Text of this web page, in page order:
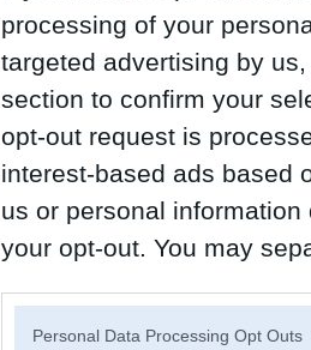
processing of your
targeted advertising by
section to confirm your
opt-out request is
interest-based ads based
us or personal
your opt-out. You may
Personal Data Processing Opt Outs